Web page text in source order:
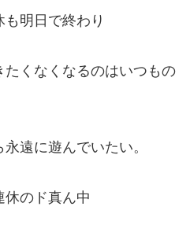
明日で終わり
くなくなるのはいつもの
遠に遊んでいたい。
休のド真ん中